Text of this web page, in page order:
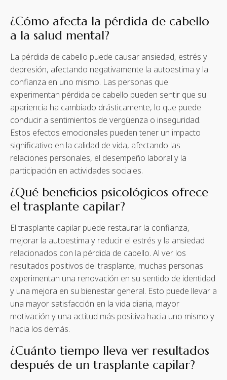
¿Cómo afecta la pérdida de cabello
a la salud mental?
La pérdida de cabello puede causar ansiedad, estrés y
depresión, afectando negativamente la autoestima y la
confianza en uno mismo. Las personas que
experimentan pérdida de cabello pueden sentir que su
apariencia ha cambiado drásticamente, lo que puede
conducir a sentimientos de vergüenza o inseguridad.
Estos efectos emocionales pueden tener un impacto
significativo en la calidad de vida, afectando las
relaciones personales, el desempeño laboral y la
participación en actividades sociales.
¿Qué beneficios psicológicos ofrece
el trasplante capilar?
El trasplante capilar puede restaurar la confianza,
mejorar la autoestima y reducir el estrés y la ansiedad
relacionados con la pérdida de cabello. Al ver los
resultados positivos del trasplante, muchas personas
experimentan una renovación en su sentido de identidad
y una mejora en su bienestar general. Esto puede llevar a
una mayor satisfacción en la vida diaria, mayor
motivación y una actitud más positiva hacia uno mismo y
hacia los demás.
¿Cuánto tiempo lleva ver resultados
después de un trasplante capilar?